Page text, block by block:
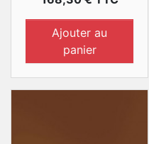
Ajouter au
panier